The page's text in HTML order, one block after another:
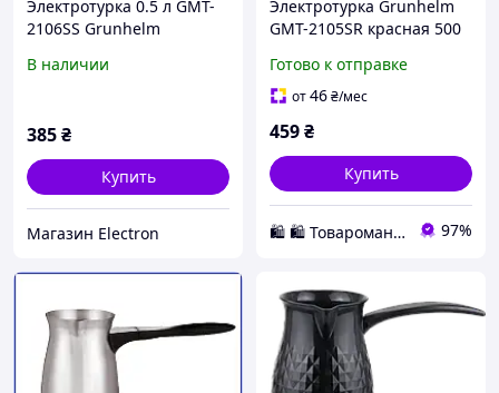
Электротурка 0.5 л GMT-
2106SS Grunhelm
В наличии
385₴
Купить
Магазин Electron
Электротурка Grunhelm
GMT-2105SR красная 500
стали 600 Вт кофеварка с
автоотключением
Готово к отправке
от46₴/мес
459₴
Купить
🛍️ 🛍️ Товаромания 🛍️ 🛍️ 97%